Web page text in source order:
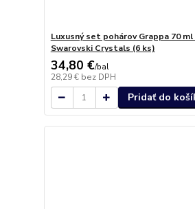
Luxusný set pohárov Grappa 70 ml
Swarovski Crystals (6 ks)
34,80 €/bal
28,29 € bez DPH
Pridať do